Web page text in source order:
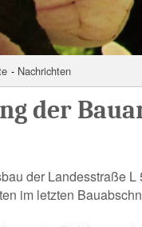
- Nachrichten
der
der Landesstraße
im letzten